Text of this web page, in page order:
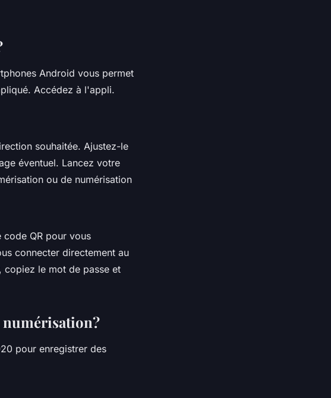
Android vous permet
Accédez à l'appli.
souhaitée. Ajustez-le
éventuel. Lancez votre
ou de numérisation
QR pour vous
connecter directement au
copiez le mot de passe et
pour enregistrer des